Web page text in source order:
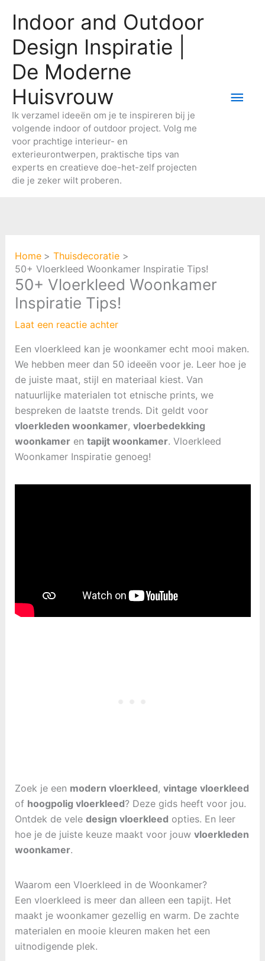
inhoud
Indoor and Outdoor
Design Inspiratie |
De Moderne
Huisvrouw
Ik verzamel ideeën om je te inspireren bij je
volgende indoor of outdoor project. Volg me
voor prachtige interieur- en
exterieurontwerpen, praktische tips van
experts en creatieve doe-het-zelf projecten
die je zeker wilt proberen.
Home
Thuisdecoratie
50+ Vloerkleed Woonkamer Inspiratie Tips!
50+ Vloerkleed Woonkamer
Inspiratie Tips!
Laat een reactie achter
Een vloerkleed kan je woonkamer echt mooi maken.
We hebben meer dan 50 ideeën voor je. Leer hoe je
de juiste maat, stijl en materiaal kiest. Van
natuurlijke materialen tot etnische prints, we
bespreken de laatste trends. Dit geldt voor
vloerkleden woonkamer, vloerbedekking
woonkameren tapijt woonkamer. Vloerkleed
Woonkamer Inspiratie genoeg!
Zoek je een modern vloerkleed, vintage vloerkleed
of hoogpolig vloerkleed? Deze gids heeft voor jou.
Ontdek de vele design vloerkleed opties. En leer
hoe je de juiste keuze maakt voor jouw vloerkleden
woonkamer.
Waarom een Vloerkleed in de Woonkamer?
Een vloerkleed is meer dan alleen een tapijt. Het
maakt je woonkamer gezellig en warm. De zachte
materialen en mooie kleuren maken het een
uitnodigende plek.